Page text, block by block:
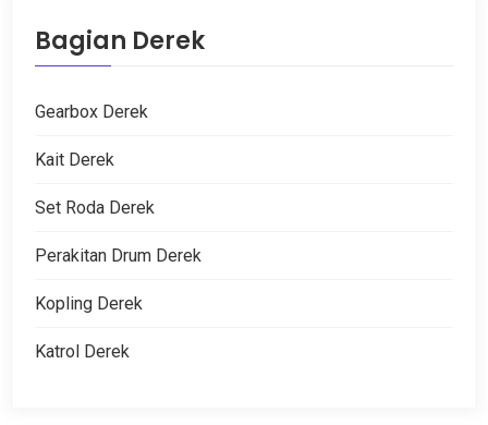
Bagian Derek
Gearbox Derek
Kait Derek
Set Roda Derek
Perakitan Drum Derek
Kopling Derek
Katrol Derek